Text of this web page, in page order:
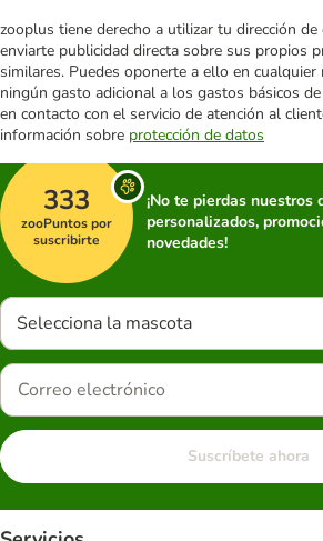
zooplus tiene derecho a utilizar tu dirección
enviarte publicidad directa sobre sus propios
similares. Puedes oponerte a ello en
ningún gasto adicional a los gastos básicos
en contacto con el servicio de atención al
información sobre protección de datos
333
zooPuntos por
suscribirte
¡No te pierdas nuestros
personalizados,
novedades!
Selecciona la mascota
Suscríbete ahora